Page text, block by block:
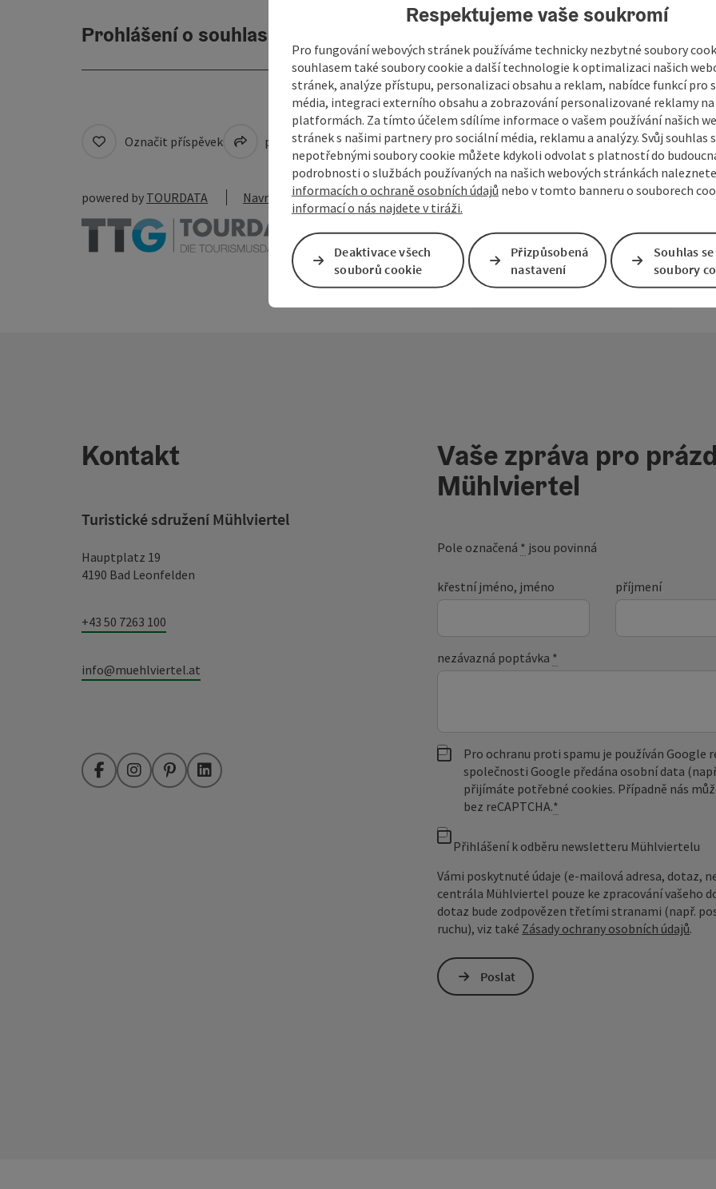
Prohlášení o souhlasu
Označit příspěvek přejít na poznámky Vytvořit PDF Vytisknout příspěvek V okolí
powered by TOURDATA Navrhnout změnu
Kontakt
Turistické sdružení Mühlviertel
Hauptplatz 19
4190 Bad Leonfelden
+43 50 7263 100
info@muehlviertel.at
FacebookInstagramPinterestLinkedIn
Vaše zpráva pro
Mühlviertel
Pole označená * jsou povinná
křestní jméno, jméno příjmení
nezávazná poptávka *
Pro ochranu proti spamu je používán Google
společnosti Google předána osobní data
přijímáte potřebné cookies. Případně nás
bez reCAPTCHA.*
Přihlášení k odběru newsletteru Mühlviertelu
Vámi poskytnuté údaje (e-mailová adresa, dotaz,
centrála Mühlviertel pouze ke zpracování vašeho
dotaz bude zodpovězen třetími stranami (např.
ruchu), viz také Zásady ochrany osobních údajů.
Poslat
Respektujeme vaše soukromí
Pro fungování webových stránek používáme technicky nezbytné soubory
souhlasem také soubory cookie a další technologie k optimalizaci našich
stránek, analýze přístupu, personalizaci obsahu a reklam, nabídce funkcí pro
média, integraci externího obsahu a zobrazování personalizované reklamy
platformách. Za tímto účelem sdílíme informace o vašem používání našich
stránek s našimi partnery pro sociální média, reklamu a analýzy. Svůj souhlas
nepotřebnými soubory cookie můžete kdykoli odvolat s platností do
podrobnosti o službách používaných na našich webových stránkách
informacích o ochraně osobních údajů nebo v tomto banneru o souborech
informací o nás najdete v tiráži.
Deaktivace všech
souborů cookie
Přizpůsobená
nastavení
Souhlas
soubory